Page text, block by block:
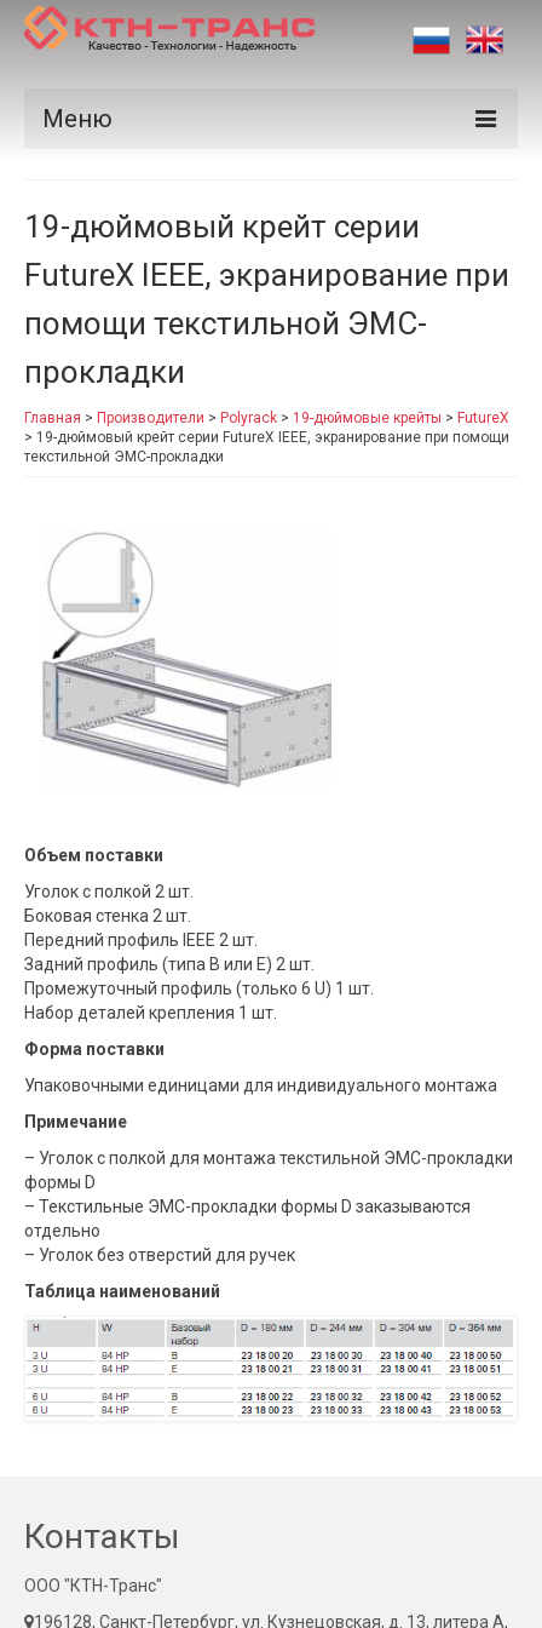
Меню
Производители
Рынки
Сертификаты
Новости
Контакты
19-дюймовый крейт серии
FutureX IEEE, экранирование при
помощи текстильной ЭМС-
прокладки
Главная > Производители > Polyrack > 19-дюймовые крейты > FutureX
> 19-дюймовый крейт серии FutureX IEEE, экранирование при помощи
текстильной ЭМС-прокладки
Объем поставки
Уголок с полкой 2 шт.
Боковая стенка 2 шт.
Передний профиль IEEE 2 шт.
Задний профиль (типа B или E) 2 шт.
Промежуточный профиль (только 6 U) 1 шт.
Набор деталей крепления 1 шт.
Форма поставки
Упаковочными единицами для индивидуального монтажа
Примечание
– Уголок с полкой для монтажа текстильной ЭМС-прокладки
формы D
– Текстильные ЭМС-прокладки формы D заказываются
отдельно
– Уголок без отверстий для ручек
Таблица наименований
Контакты
ООО "КТН-Транс"
196128, Санкт-Петербург, ул. Кузнецовская, д. 13, литера А,